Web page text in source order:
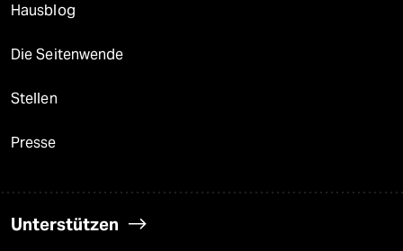
Hausblog
Die Seitenwende
Stellen
Presse
Unterstützen